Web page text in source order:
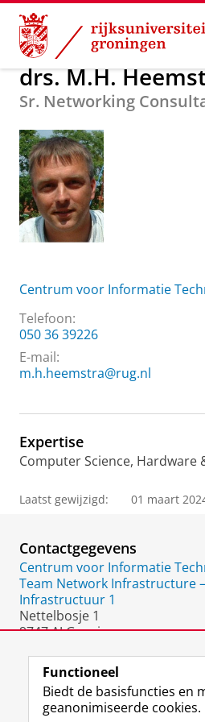
Skip
Content
Skip
Navigation
Over ons drs. M.H.
drs. M.H.
Sr. Networking
Centrum voor Informatie
Telefoon:
050 36 39226
E-mail:
m.h.heemstra@rug.nl
Expertise
Computer Science, Hardware
Laatst gewijzigd: 01 maart
Contactgegevens
Centrum voor Informatie
Team Network Infrastructure
Infrastructuur 1
Nettelbosje 1
9747 AJ Groningen
Functioneel
Biedt de basisfuncties en
geanonimiseerde cookies.